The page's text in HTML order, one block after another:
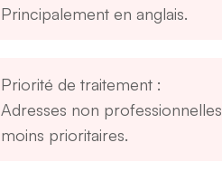
Principalement en anglais.
Priorité de traitement:
Adresses non professionnelles
moins prioritaires.